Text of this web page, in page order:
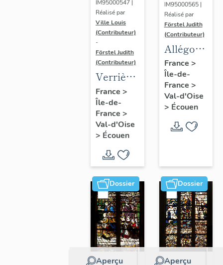
IM95000547 |
Réalisé par
Ville Louis
(Contributeur)
-
Förstel Judith
(Contributeur)
Verrière
de la
baie 8 :
Vierge
de
douleur,
avec la
donatrice
Antoinette
de la
Marck et
ses filles
France >
Île-de-
France >
Val-d'Oise
> Écouen
IM95000565 |
Réalisé par
Förstel Judith
(Contributeur)
Allégories
du
Toucher
et de la
Vue.
France >
Île-de-
France >
Val-d'Oise
> Écouen
Dossier
Aperçu
Dossier
Aperçu